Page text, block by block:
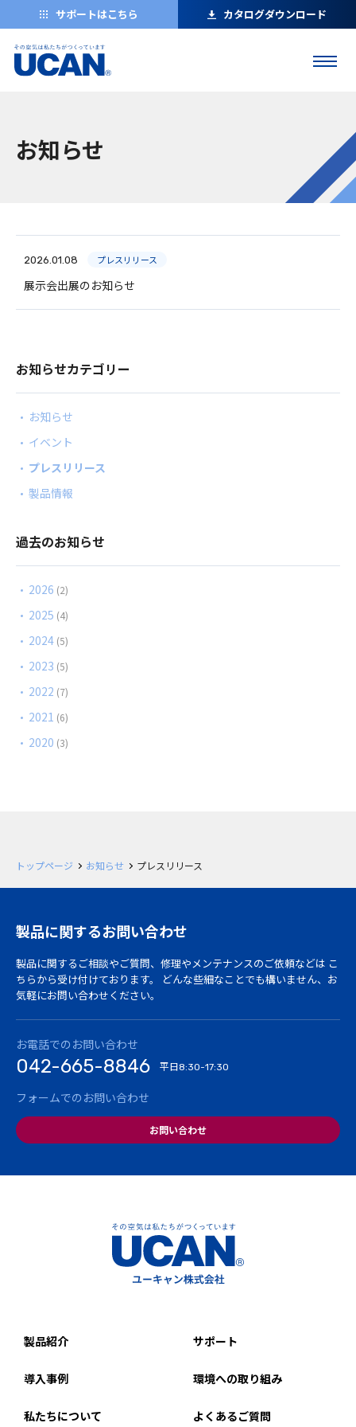
サポートはこちら カタログダウンロード
お知らせ
2026.01.08 プレスリリース
展示会出展のお知らせ
お知らせカテゴリー
お知らせ
イベント
プレスリリース
製品情報
過去のお知らせ
2026 (2)
2025 (4)
2024 (5)
2023 (5)
2022 (7)
2021 (6)
2020 (3)
トップページ お知らせ プレスリリース
製品に関するお問い合わせ
製品に関するご相談やご質問、修理やメンテナンスのご依頼などは こ
ちらから受け付けております。
どんな些細なことでも構いません、お
気軽にお問い合わせください。
お電話でのお問い合わせ
042-665-8846 平日8:30-17:30
フォームでのお問い合わせ
お問い合わせ
製品紹介 サポート
導入事例 環境への取り組み
私たちについて よくあるご質問